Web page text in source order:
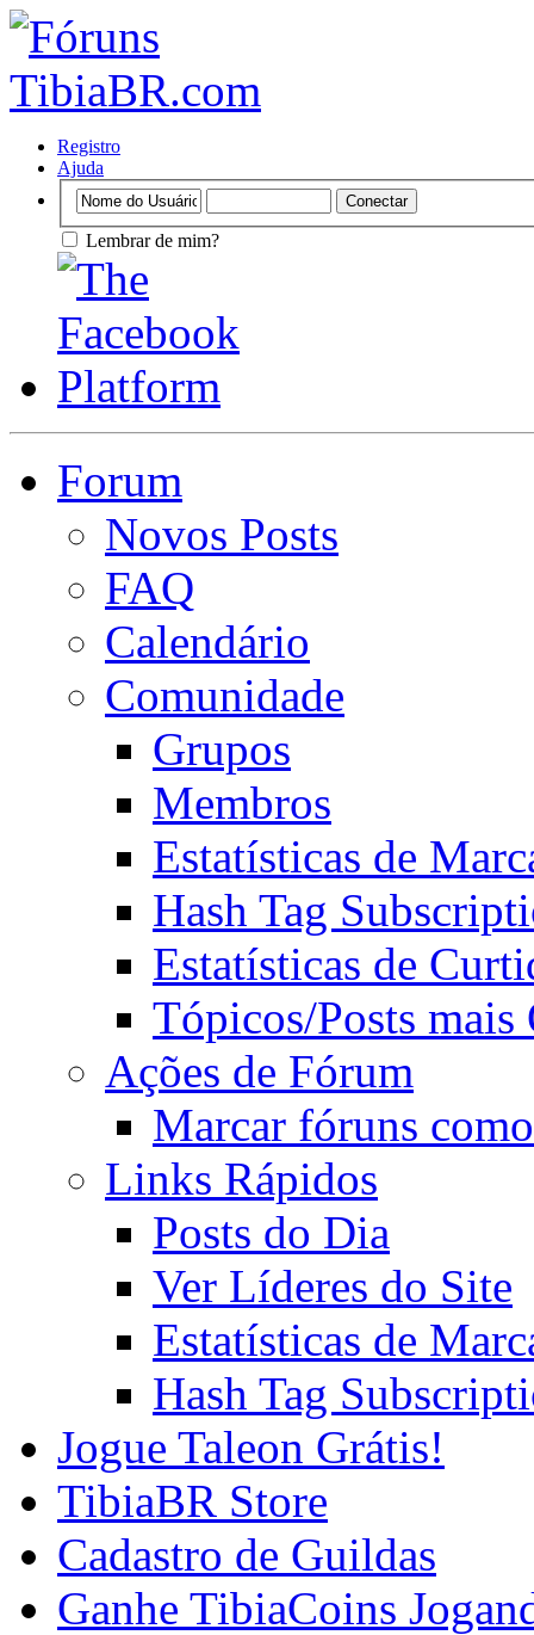
Registro
Ajuda
Lembrar de mim?
Forum
Novos Posts
FAQ
Calendário
Comunidade
Grupos
Membros
Estatísticas de
Hash Tag
Estatísticas de
Tópicos/Posts mais
Ações de Fórum
Marcar fóruns
Links Rápidos
Posts do Dia
Ver Líderes do Site
Estatísticas de
Hash Tag
Jogue Taleon Grátis!
TibiaBR Store
Cadastro de Guildas
Ganhe TibiaCoins